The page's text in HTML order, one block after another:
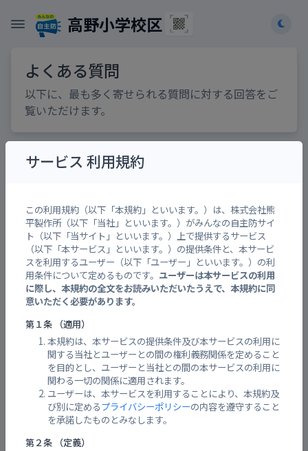
高野小学校区
サービス 利用規約
この利用規約（以下「本規約」といいます。）は、株式会社熊
平製作所（以下「当社」といいます。）がみんなの自主防サイ
ト（以下「当サイト」といいます。）上で提供するサービス
（以下「本サービス」といいます。）の提供条件と、本サービ
スを利用するユーザー（以下「ユーザー」といいます。）の利
用条件について定めるものです。 ユーザーは本サービスの利用
に際し、本規約の全文をお読みいただいたうえで、本規約に同
意いただく必要があります。
第１条 （適用）
本規約は、本サービスの提供条件及び本サービスの利用に
関する当社とユーザーとの間の権利義務関係を定めること
を目的とし、ユーザーと当社との間の本サービスの利用に
関わる一切の関係に適用されます。
ユーザーは、本サービスを利用することにより、本規約及
び別に定めるプライバシーポリシーの内容を遵守すること
を承諾したものとみなします。
第２条 （定義）
よくある質問
以下に、最も多く寄せられる質問に対する回答をご
覧いただけます。
みんなの自主防とは？
みんなの自主防に簡単にアクセスするに
は？
各地区のトップページを簡単に他の人へ
共有するには？
広報用のチラシのフォーマットはある？
運営している会社、部署は？
推奨ブラウザについて
利用規約を確認する